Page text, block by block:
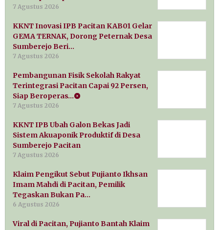
7 Agustus 2026
KKNT Inovasi IPB Pacitan KAB01 Gelar
GEMA TERNAK, Dorong Peternak Desa
Sumberejo Beri…
7 Agustus 2026
Pembangunan Fisik Sekolah Rakyat
Terintegrasi Pacitan Capai 92 Persen,
Siap Beroperas…
7 Agustus 2026
KKNT IPB Ubah Galon Bekas Jadi
Sistem Akuaponik Produktif di Desa
Sumberejo Pacitan
7 Agustus 2026
Klaim Pengikut Sebut Pujianto Ikhsan
Imam Mahdi di Pacitan, Pemilik
Tegaskan Bukan Pa…
6 Agustus 2026
Viral di Pacitan, Pujianto Bantah Klaim